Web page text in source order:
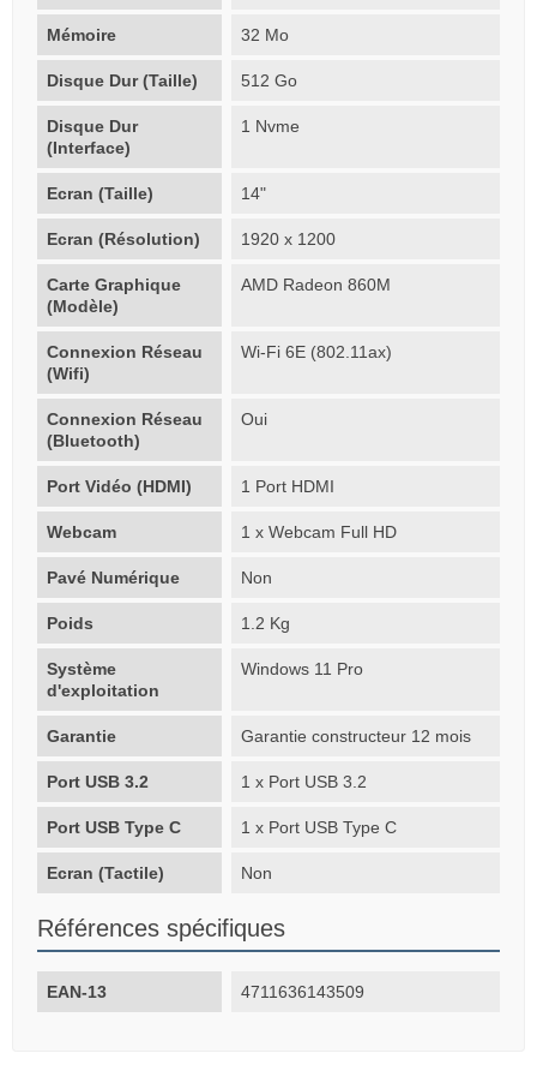
Mémoire 32 Mo
Disque Dur (Taille) 512 Go
Disque Dur
(Interface)
1 Nvme
Ecran (Taille) 14"
Ecran (Résolution) 1920 x 1200
Carte Graphique
(Modèle)
AMD Radeon 860M
Connexion Réseau
(Wifi)
Wi-Fi 6E (802.11ax)
Connexion Réseau
(Bluetooth)
Oui
Port Vidéo (HDMI) 1 Port HDMI
Webcam 1 x Webcam Full HD
Pavé Numérique Non
Poids 1.2 Kg
Système
d'exploitation
Windows 11 Pro
Garantie Garantie constructeur 12 mois
Port USB 3.2 1 x Port USB 3.2
Port USB Type C 1 x Port USB Type C
Ecran (Tactile) Non
Références spécifiques
EAN-13 4711636143509